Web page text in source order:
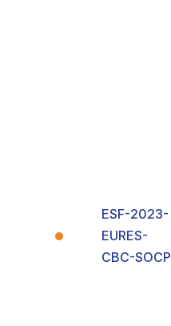
ESF-2023-
EURES-
CBC-SOCP